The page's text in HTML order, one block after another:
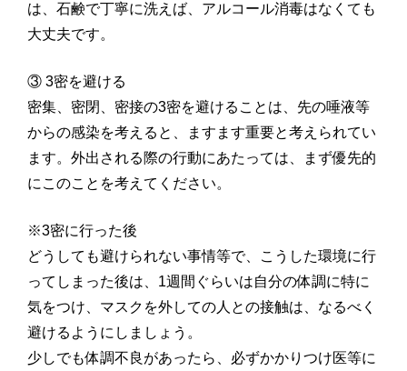
は、石鹸で丁寧に洗えば、アルコール消毒はなくても
大丈夫です。
③ 3密を避ける
密集、密閉、密接の3密を避けることは、先の唾液等
からの感染を考えると、ますます重要と考えられてい
ます。外出される際の行動にあたっては、まず優先的
にこのことを考えてください。
※3密に行った後
どうしても避けられない事情等で、こうした環境に行
ってしまった後は、1週間ぐらいは自分の体調に特に
気をつけ、マスクを外しての人との接触は、なるべく
避けるようにしましょう。
少しでも体調不良があったら、必ずかかりつけ医等に